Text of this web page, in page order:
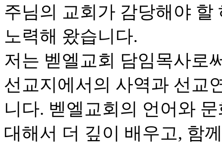
주님의 교회가 감당해야
노력해 왔습니다.
저는 벧엘교회 담임목사로
선교지에서의 사역과 선교
니다. 벧엘교회의 언어와
대해서 더 깊이 배우고, 함